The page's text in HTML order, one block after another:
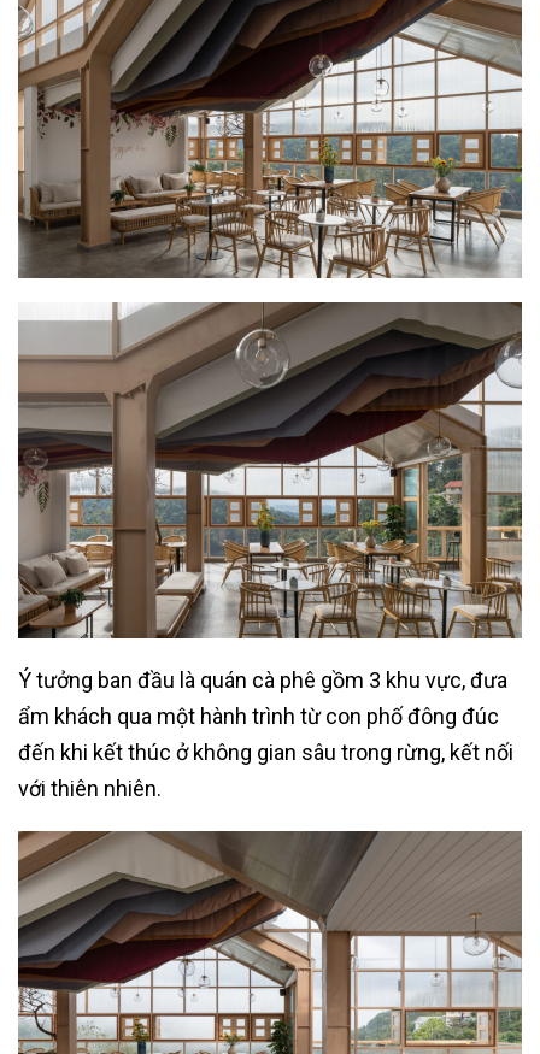
Ý tưởng ban đầu là quán cà phê gồm 3 khu vực, đưa
ẩm khách qua một hành trình từ con phố đông đúc
đến khi kết thúc ở không gian sâu trong rừng, kết nối
với thiên nhiên.